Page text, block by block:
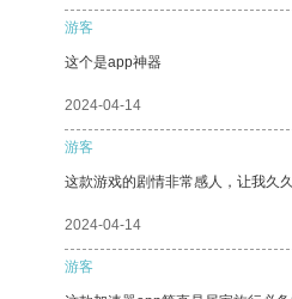
游客
这个是app神器
2024-04-14
游客
这款游戏的剧情非常感人，让我久久
2024-04-14
游客